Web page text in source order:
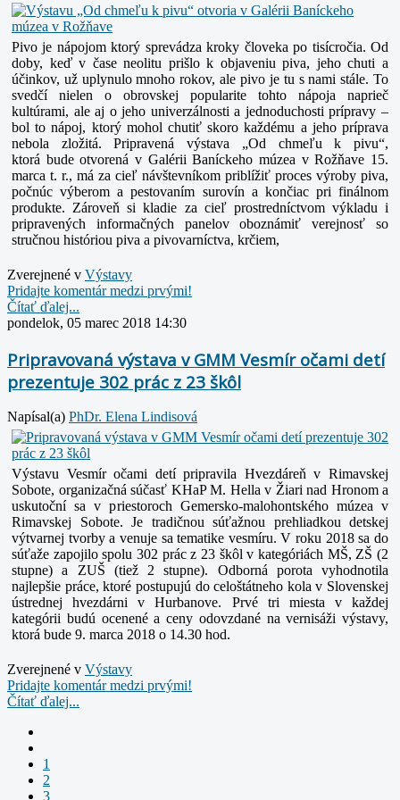
Pivo je nápojom ktorý sprevádza kroky človeka po tisícročia. Od
doby, keď v čase neolitu prišlo k objaveniu piva, jeho chuti a
účinkov, už uplynulo mnoho rokov, ale pivo je tu s nami stále. To
svedčí nielen o obrovskej popularite tohto nápoja naprieč
kultúrami, ale aj o jeho univerzálnosti a jednoduchosti prípravy –
bol to nápoj, ktorý mohol chutiť skoro každému a jeho príprava
nebola zložitá.Pripravená výstava „Od chmeľu k pivu“,
ktorá bude otvorená v Galérii Baníckeho múzea v Rožňave 15.
marca t. r., má za cieľ návštevníkom priblížiť proces výroby piva,
počnúc výberom a pestovaním surovín a končiac pri finálnom
produkte. Zároveň si kladie za cieľ prostredníctvom výkladu i
pripravených informačných panelov oboznámiť verejnosť so
stručnou históriou piva a pivovarníctva, krčiem,
Zverejnené v Výstavy
Pridajte komentár medzi prvými!
Čítať ďalej...
pondelok, 05 marec 2018 14:30
Pripravovaná výstava v GMM Vesmír očami detí
prezentuje 302 prác z 23 škôl
Napísal(a) PhDr. Elena Lindisová
Výstavu Vesmír očami detí pripravila Hvezdáreň v Rimavskej
Sobote, organizačná súčasť KHaP M. Hella v Žiari nad Hronom a
uskutoční sa v priestoroch Gemersko-malohontského múzea v
Rimavskej Sobote. Je tradičnou súťažnou prehliadkou detskej
výtvarnej tvorby a venuje sa tematike vesmíru. V roku 2018 sa do
súťaže zapojilo spolu 302 prác z 23 škôl v kategóriách MŠ, ZŠ (2
stupne) a ZUŠ (tiež 2 stupne). Odborná porota vyhodnotila
najlepšie práce, ktoré postupujú do celoštátneho kola v Slovenskej
ústrednej hvezdárni v Hurbanove. Prvé tri miesta v každej
kategórii budú ocenené a ceny odovzdané na vernisáži výstavy,
ktorá bude 9. marca 2018 o 14.30 hod.
Zverejnené v Výstavy
Pridajte komentár medzi prvými!
Čítať ďalej...
1
2
3